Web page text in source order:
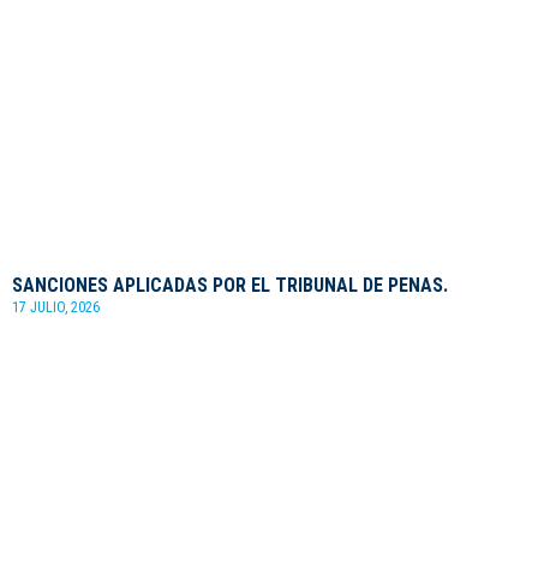
SANCIONES APLICADAS POR EL TRIBUNAL DE PENAS.
17 JULIO, 2026